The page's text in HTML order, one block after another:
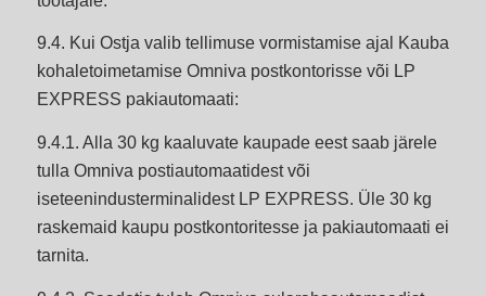
9.4. Kui Ostja valib tellimuse vormistamise ajal Kauba
kohaletoimetamise Omniva postkontorisse või LP
EXPRESS pakiautomaati:
9.4.1. Alla 30 kg kaaluvate kaupade eest saab järele
tulla Omniva postiautomaatidest või
iseteenindusterminalidest LP EXPRESS. Üle 30 kg
raskemaid kaupu postkontoritesse ja pakiautomaati ei
tarnita.